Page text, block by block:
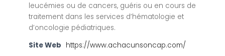
leucémies ou de cancers, guéris ou en cours de
traitement dans les services d’hématologie et
d’oncologie pédiatriques.
Site Web https://www.achacunsoncap.com/